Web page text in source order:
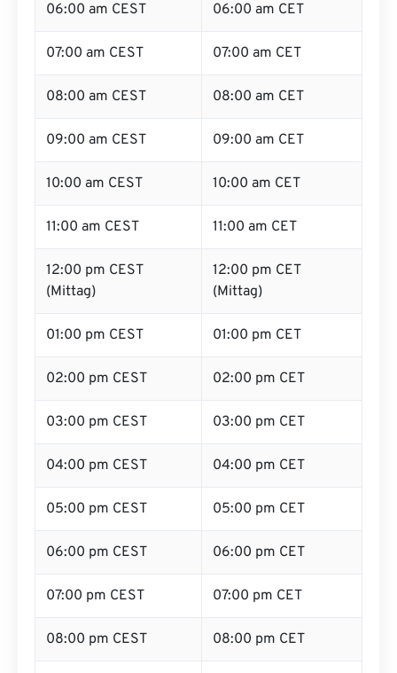
06:00 am CEST 06:00 am CET
07:00 am CEST 07:00 am CET
08:00 am CEST 08:00 am CET
09:00 am CEST 09:00 am CET
10:00 am CEST 10:00 am CET
11:00 am CEST 11:00 am CET
12:00 pm CEST
(Mittag)
12:00 pm CET
(Mittag)
01:00 pm CEST 01:00 pm CET
02:00 pm CEST 02:00 pm CET
03:00 pm CEST 03:00 pm CET
04:00 pm CEST 04:00 pm CET
05:00 pm CEST 05:00 pm CET
06:00 pm CEST 06:00 pm CET
07:00 pm CEST 07:00 pm CET
08:00 pm CEST 08:00 pm CET